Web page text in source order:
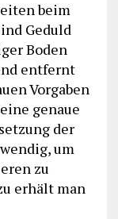
beim
Geduld
Boden
entfernt
Vorgaben
genaue
der
um
zu
erhält man